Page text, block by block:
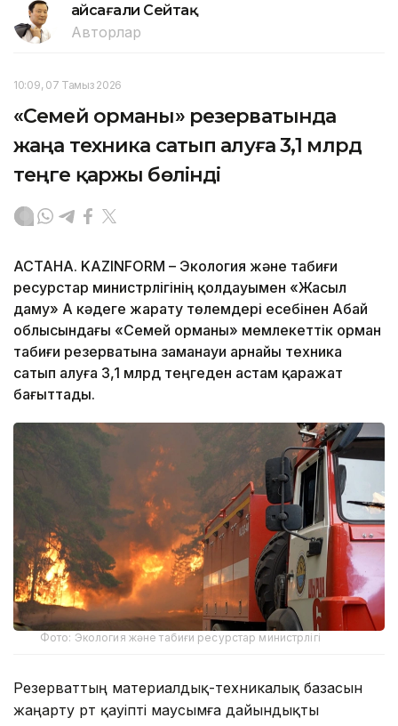
Ғайсағали Сейтақ
Авторлар
10:09, 07 Тамыз 2026
«Семей орманы» резерватында
жаңа техника сатып алуға 3,1 млрд
теңге қаржы бөлінді
АСТАНА. KAZINFORM – Экология және табиғи
ресурстар министрлігінің қолдауымен «Жасыл
даму» АҚ кәдеге жарату төлемдері есебінен Абай
облысындағы «Семей орманы» мемлекеттік орман
табиғи резерватына заманауи арнайы техника
сатып алуға 3,1 млрд теңгеден астам қаражат
бағыттады.
Фото: Экология және табиғи ресурстар министрлігі
Резерваттың материалдық-техникалық базасын
жаңарту өрт қауіпті маусымға дайындықты